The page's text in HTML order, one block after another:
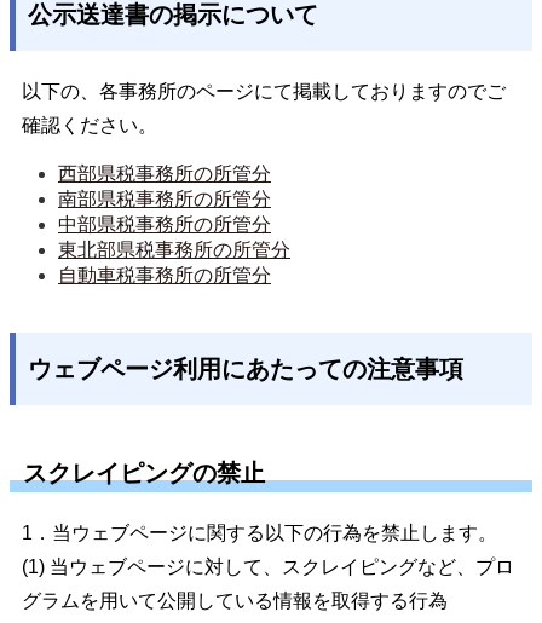
公示送達書の掲示について
以下の、各事務所のページにて掲載しておりますのでご
確認ください。
西部県税事務所の所管分
南部県税事務所の所管分
中部県税事務所の所管分
東北部県税事務所の所管分
自動車税事務所の所管分
ウェブページ利用にあたっての注意事項
スクレイピングの禁止
1．当ウェブページに関する以下の行為を禁止します。
(1) 当ウェブページに対して、スクレイピングなど、プロ
グラムを用いて公開している情報を取得する行為